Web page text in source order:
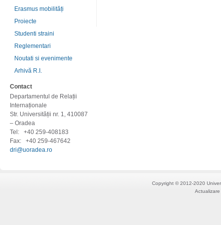
Erasmus mobilități
Proiecte
Studenti straini
Reglementari
Noutati si evenimente
Arhivă R.I.
Contact
Departamentul de Relații
Internaționale
Str. Universității nr. 1, 410087
– Oradea
Tel: +40 259-408183
Fax: +40 259-467642
dri@uoradea.ro
Copyright © 2012-2020